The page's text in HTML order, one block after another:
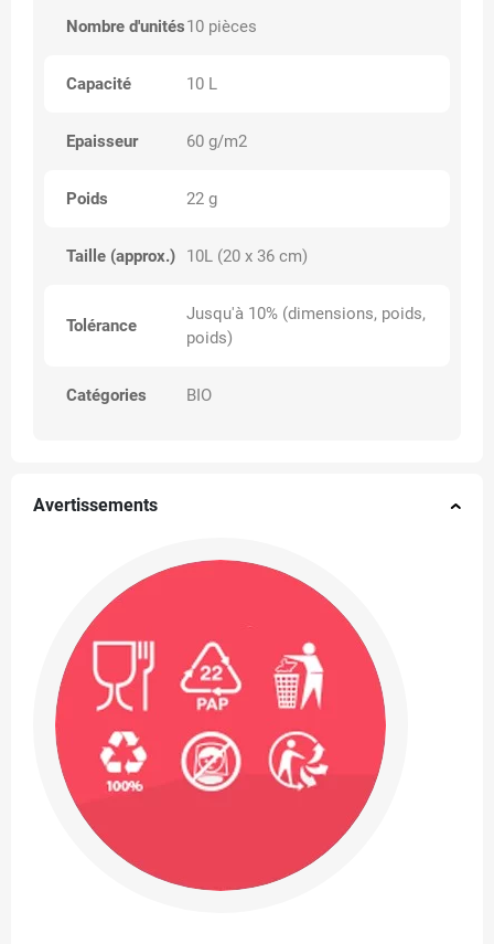
Nombre d'unités10 pièces
Capacité 10 L
Epaisseur 60 g/m2
Poids 22 g
Taille (approx.) 10L (20 x 36 cm)
Tolérance
Jusqu'à 10% (dimensions, poids,
poids)
Catégories BIO
Avertissements